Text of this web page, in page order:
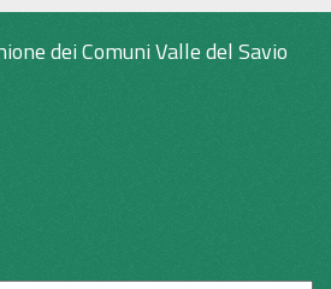
dei Comuni Valle del Savio